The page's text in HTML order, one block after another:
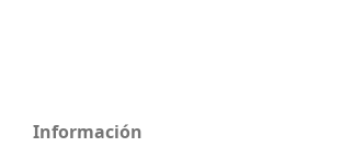
Información